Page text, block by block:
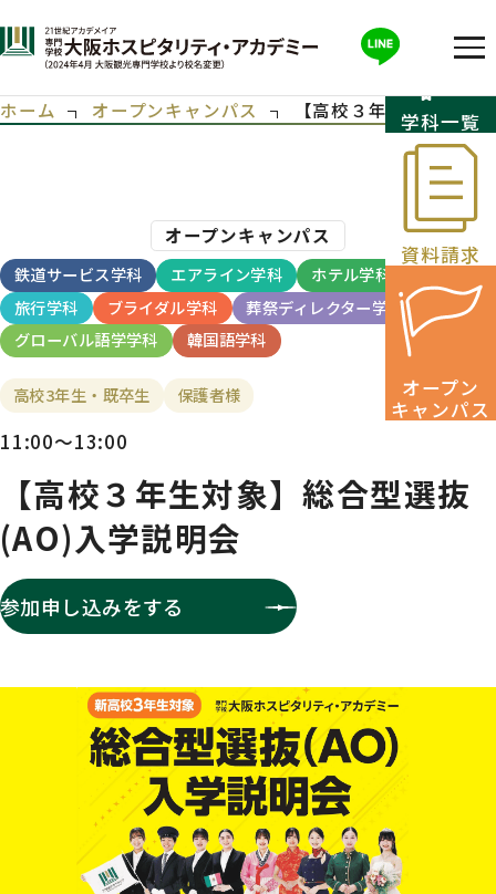
学科一覧
資料請求
オープン
キャンパス
ホーム オープンキャンパス 【高校３年生対象】総
オープンキャンパス
鉄道サービス学科 エアライン学科
ホテル学科
旅行学科
ブライダル学科
葬祭ディレクター学科
グローバル語学学科
韓国語学科
高校3年生・既卒生 保護者様
11:00～13:00
参加申し込みをする
【高校３年生対象】総合型選抜
(AO)入学説明会